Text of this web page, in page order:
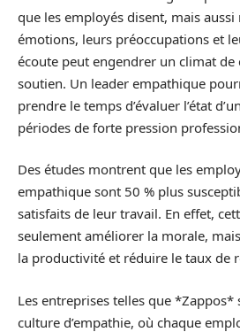
que les employés disent, mais
émotions, leurs préoccupations et
écoute peut engendrer un climat
soutien. Un leader empathique
prendre le temps d’évaluer l’état
périodes de forte pression
Des études montrent que les
empathique sont 50 % plus
satisfaits de leur travail. En effet,
seulement améliorer la morale,
la productivité et réduire le taux de
Les entreprises telles que
culture d’empathie, où chaque